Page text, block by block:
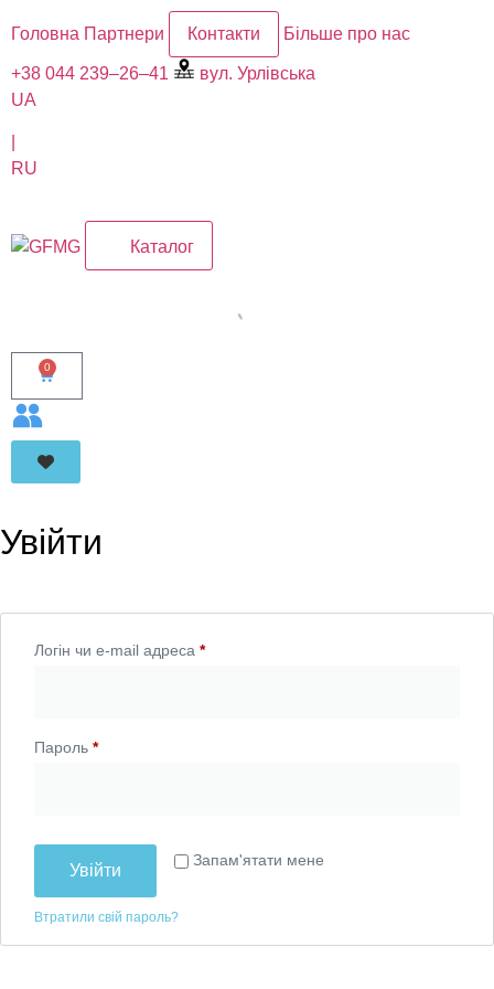
Головна Партнери Контакти Більше про нас
+38 044 239–26–41
вул. Урлівська
UA
RU
Каталог
0
Увійти
Логін чи e-mail адреса *
Пароль *
Запам'ятати мене
Увійти
Втратили свій пароль?